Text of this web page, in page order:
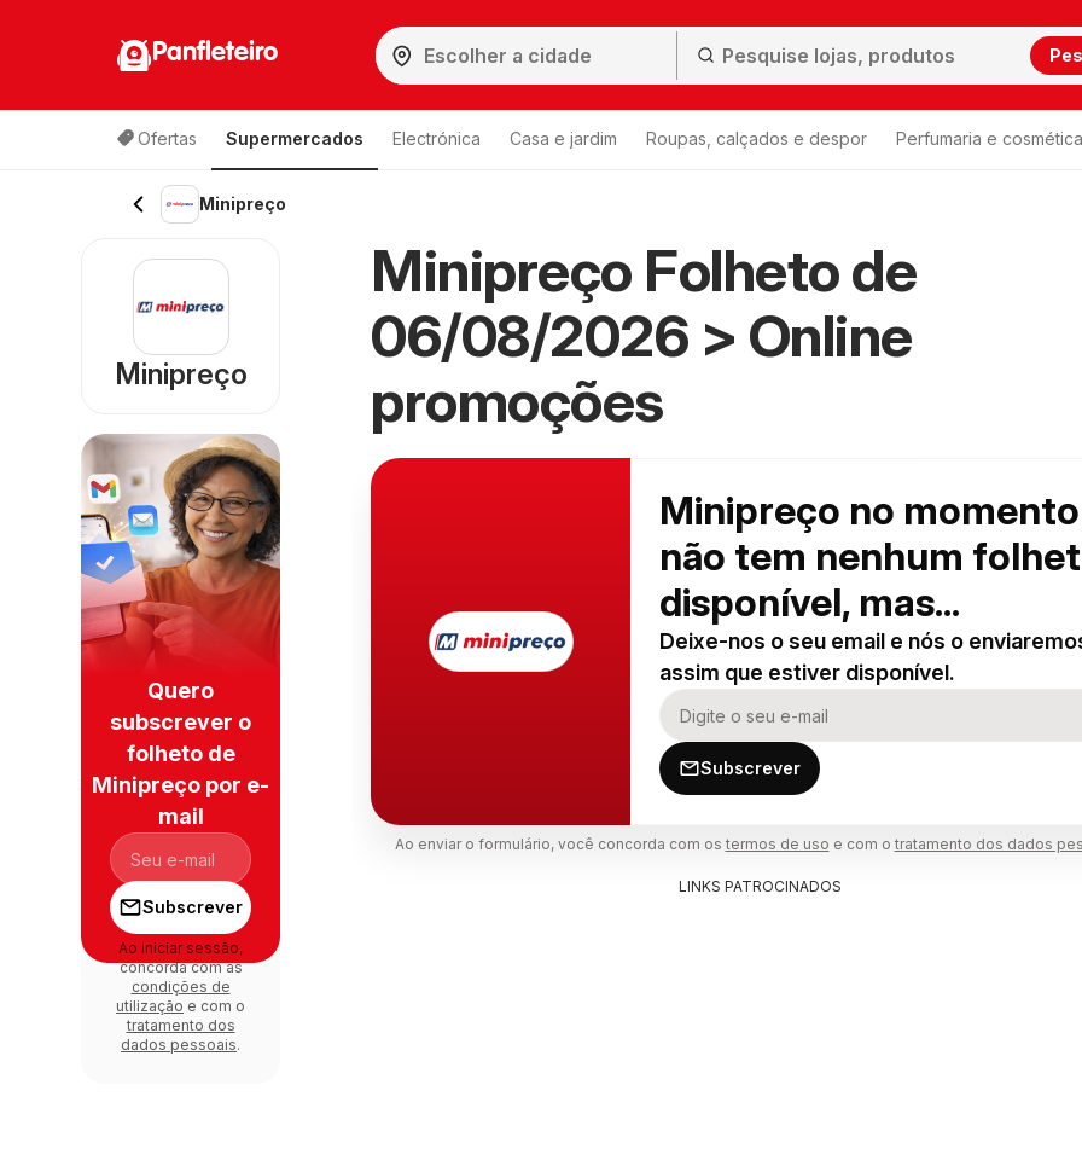
Panfleteiro
Ofertas Supermercados Electrónica Casa e jardim Roupas, calçados e despor Perfumaria e cosmética
Minipreço
Minipreço Folheto de
06/08/2026 > Online
promoções
Minipreço no momento
não tem nenhum
disponível, mas...
Deixe-nos o seu email e nós o
assim que estiver disponível.
Subscrever
Ao enviar o formulário, você concorda com os termos de uso e com o tratamento dos dados
LINKS PATROCINADOS
Minipreço
Quero
subscrever o
folheto de
Minipreço por e-
mail
Subscrever
Ao iniciar sessão,
concorda com as
condições de
utilização e com o
tratamento dos
dados pessoais.